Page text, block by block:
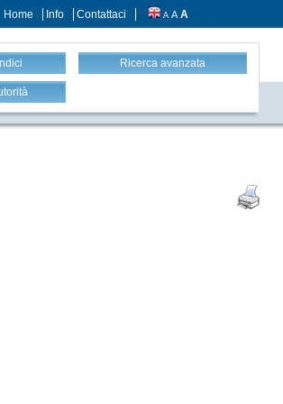
Home Info Contattaci A A A
Ricerca avanzata